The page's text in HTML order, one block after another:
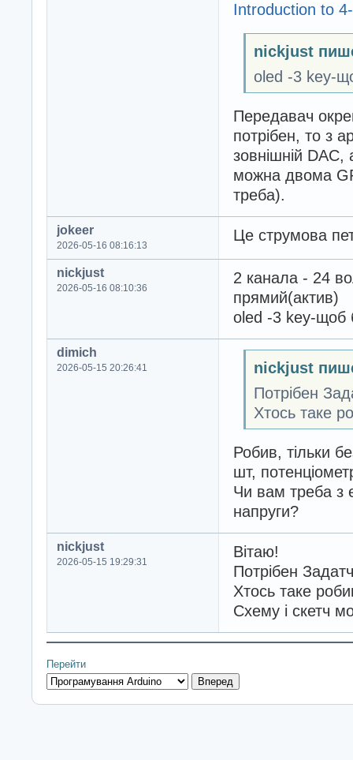
Introduction to
nickjust
oled -3 key-
Передавач
потрібен, то з
зовнішній
можна двома
треба).
jokeer
2026-05-16 08:16:13
Це струмова
nickjust
2026-05-16 08:10:36
2 канала - 24
прямий(актив)
oled -3 key-щоб
dimich
2026-05-15 20:26:41
nickjust
Потрібен
Хтось таке
Робив, тільки
шт,
Чи вам треба з
напруги?
nickjust
2026-05-15 19:29:31
Вітаю!
Потрібен
Хтось таке
Схему і скетч
Перейти